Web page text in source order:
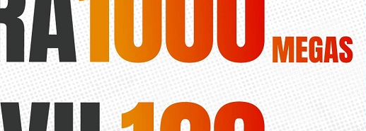
Guardamar apunta a la desestacionalización hotelera
70% de ocupación en mayo y junio
01/07/2016 Diario de la vega
El municipio logra por primera vez en una década cifras récords fuera de los
julio y agosto